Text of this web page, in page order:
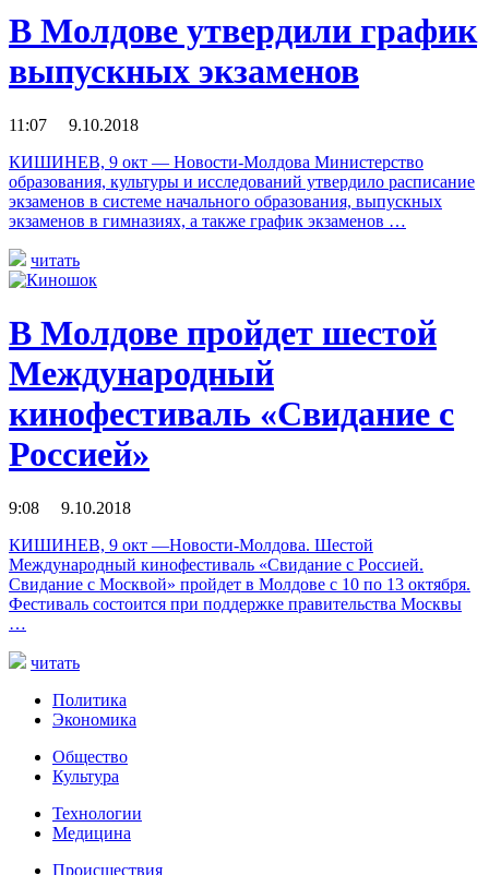
В Молдове утвердили график
выпускных экзаменов
11:07 9.10.2018
КИШИНЕВ, 9 окт — Новости-Молдова Министерство
образования, культуры и исследований утвердило расписание
экзаменов в системе начального образования, выпускных
экзаменов в гимназиях, а также график экзаменов …
читать
В Молдове пройдет шестой
Международный
кинофестиваль «Свидание с
Россией»
9:08 9.10.2018
КИШИНЕВ, 9 окт —Новости-Молдова. Шестой
Международный кинофестиваль «Свидание с Россией.
Свидание с Москвой» пройдет в Молдове с 10 по 13 октября.
Фестиваль состоится при поддержке правительства Москвы
…
читать
Политика
Экономика
Общество
Культура
Технологии
Медицина
Происшествия